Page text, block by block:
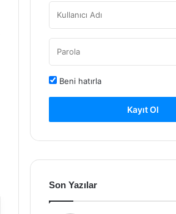
Beni hatırla
Kayıt Ol
Son Yazılar